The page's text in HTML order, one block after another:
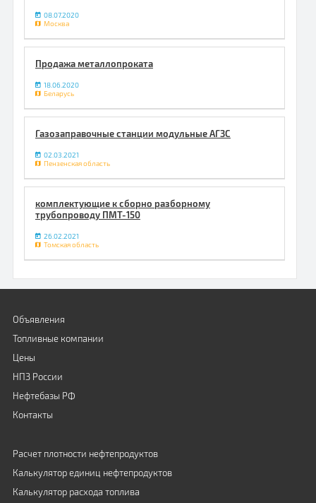
08.07.2020
Москва
Продажа металлопроката
18.06.2020
Беларусь
Газозаправочные станции модульные АГЗС
02.03.2021
Пензенская область
комплектующие к сборно разборному
трубопроводу ПМТ-150
26.02.2021
Томская область
Объявления
Топливные компании
Цены
НПЗ России
Нефтебазы РФ
Контакты
Расчет плотности нефтепродуктов
Калькулятор единиц нефтепродуктов
Калькулятор расхода топлива